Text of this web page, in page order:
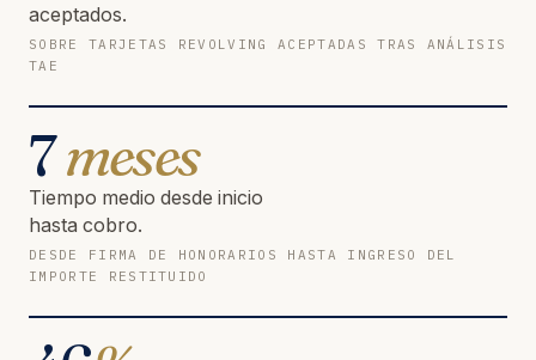
aceptados.
SOBRE TARJETAS REVOLVING ACEPTADAS TRAS ANÁLISIS
TAE
7meses
Tiempo medio desde inicio
hasta cobro.
DESDE FIRMA DE HONORARIOS HASTA INGRESO DEL
IMPORTE RESTITUIDO